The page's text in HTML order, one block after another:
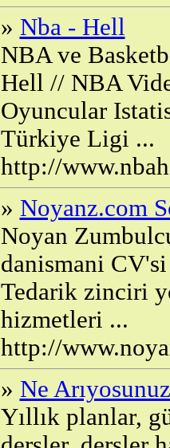
» Nba - Hell
NBA ve
Hell // NBA
Oyuncular
Türkiye Ligi ...
http://
» Noyanz.com
Noyan
danismani
Tedarik zinciri
hizmetleri ...
http://
» Ne
Yıllık planlar,